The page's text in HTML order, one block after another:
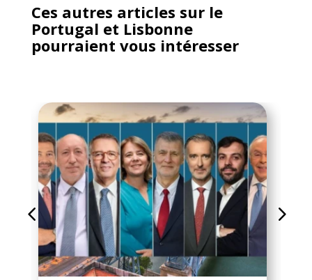
Ces autres articles sur le
Portugal et Lisbonne
pourraient vous intéresser